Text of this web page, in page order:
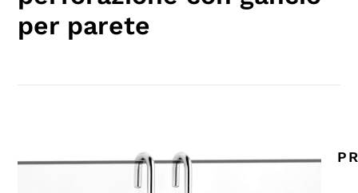
per parete